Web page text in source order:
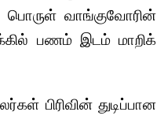
பொருள் வாங்குவோரின்
பணம் இடம் மாறிக்
பிரிவின் துடிப்பான